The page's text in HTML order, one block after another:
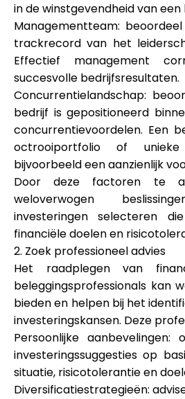
in de winstgevendheid van een
Managementteam:
trackrecord van het
Effectief management
succesvolle bedrijfsresultaten.
Concurrentielandschap:
bedrijf is gepositioneerd
concurrentievoordelen. Een
octrooiportfolio of
bijvoorbeeld een aanzienlijk
Door deze factoren te
weloverwogen
investeringen selecteren
financiële doelen en
2. Zoek professioneel advies
Het raadplegen van
beleggingsprofessionals kan
bieden en helpen bij het
investeringskansen. Deze
Persoonlijke
investeringssuggesties op
situatie, risicotolerantie en
Diversificatiestrategieën: